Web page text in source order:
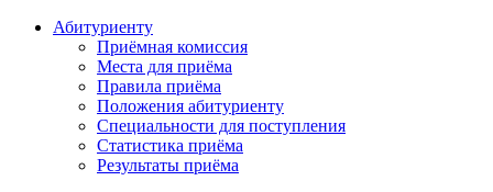
Абитуриенту
Приёмная комиссия
Места для приёма
Правила приёма
Положения абитуриенту
Специальности для поступления
Статистика приёма
Результаты приёма